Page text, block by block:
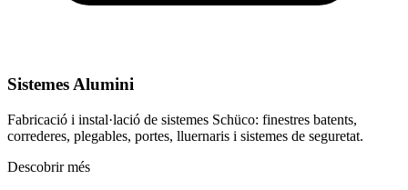
Sistemes Alumini
Fabricació i instal·lació de sistemes Schüco: finestres batents,
correderes, plegables, portes, lluernaris i sistemes de seguretat.
Descobrir més